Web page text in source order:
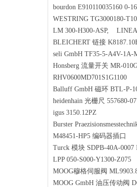
bourdon E910110035160
WESTRING TG3000180-
LM 300-H300-ASP,
BLEICHERT 链接
seli GmbH TF35-5-A4V-
Honsberg 流量开关 MR-
RHV0600MD701S1G1100
Balluff GmbH 磁环 BTL-
heidenhain 光栅尺
igus 3150.12PZ
Burster
M48451-HP5 编码器插口
Turck 模块 SDPB-40A-
LPP 050-S000-Y1300-
MOOG穆格伺服阀
MOOG GmbH 油压传动阀